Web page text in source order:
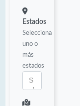
Estados
Selecciona
uno o
más
estados